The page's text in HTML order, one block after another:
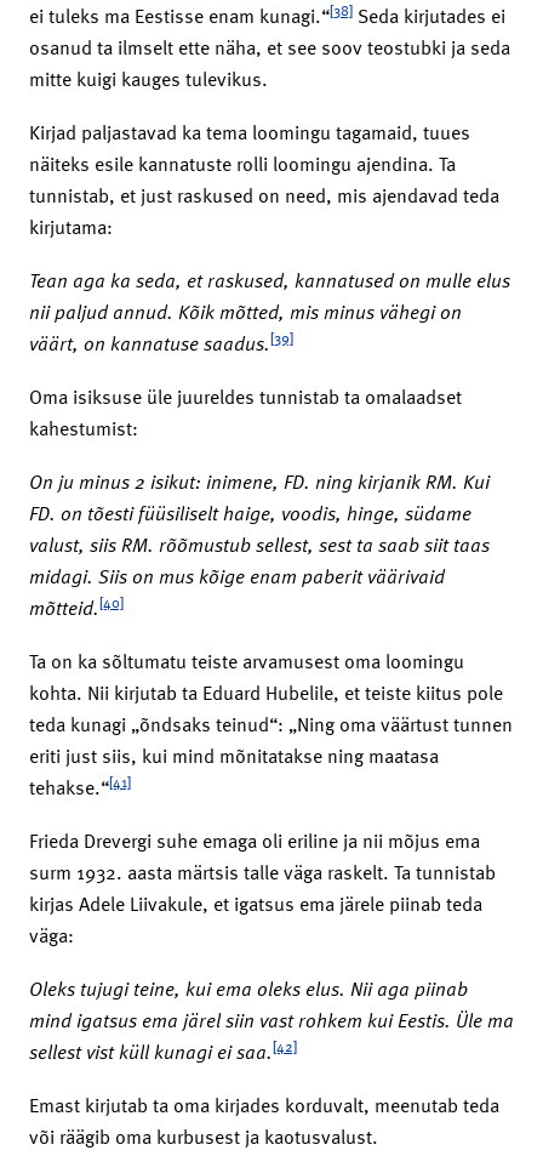
ei tuleks ma Eestisse enam kunagi.“[38] Seda kirjutades ei
osanud ta ilmselt ette näha, et see soov teostubki ja seda
mitte kuigi kauges tulevikus.
Kirjad paljastavad ka tema loomingu tagamaid, tuues
näiteks esile kannatuste rolli loomingu ajendina. Ta
tunnistab, et just raskused on need, mis ajendavad teda
kirjutama:
Tean aga ka seda, et raskused, kannatused on mulle elus
nii paljud annud. Kõik mõtted, mis minus vähegi on
väärt, on kannatuse saadus.[39]
Oma isiksuse üle juureldes tunnistab ta omalaadset
kahestumist:
On ju minus 2 isikut: inimene, FD. ning kirjanik RM. Kui
FD. on tõesti füüsiliselt haige, voodis, hinge, südame
valust, siis RM. rõõmustub sellest, sest ta saab siit taas
midagi. Siis on mus kõige enam paberit väärivaid
mõtteid.[40]
Ta on ka sõltumatu teiste arvamusest oma loomingu
kohta. Nii kirjutab ta Eduard Hubelile, et teiste kiitus pole
teda kunagi „õndsaks teinud“: „Ning oma väärtust tunnen
eriti just siis, kui mind mõnitatakse ning maatasa
tehakse.“[41]
Frieda Drevergi suhe emaga oli eriline ja nii mõjus ema
surm 1932. aasta märtsis talle väga raskelt. Ta tunnistab
kirjas Adele Liivakule, et igatsus ema järele piinab teda
väga:
Oleks tujugi teine, kui ema oleks elus. Nii aga piinab
mind igatsus ema järel siin vast rohkem kui Eestis. Üle ma
sellest vist küll kunagi ei saa.[42]
Emast kirjutab ta oma kirjades korduvalt, meenutab teda
või räägib oma kurbusest ja kaotusvalust.